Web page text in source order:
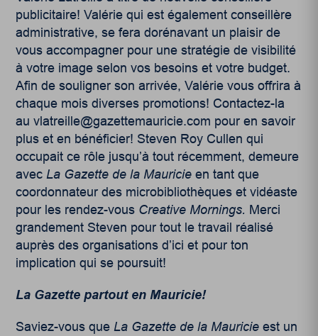
publicitaire! Valérie qui est également conseillère
administrative, se fera dorénavant un plaisir de
vous accompagner pour une stratégie de visibilité
à votre image selon vos besoins et votre budget.
Afin de souligner son arrivée, Valérie vous offrira à
chaque mois diverses promotions! Contactez-la
au vlatreille@gazettemauricie.com pour en savoir
plus et en bénéficier! Steven Roy Cullen qui
occupait ce rôle jusqu’à tout récemment, demeure
avec La Gazette de la Mauricie en tant que
coordonnateur des microbibliothèques et vidéaste
pour les rendez-vous Creative Mornings. Merci
grandement Steven pour tout le travail réalisé
auprès des organisations d’ici et pour ton
implication qui se poursuit!
La Gazette partout en Mauricie!
Saviez-vous que La Gazette de la Mauricie est un